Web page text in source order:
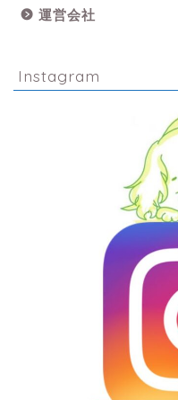
運営会社
Instagram